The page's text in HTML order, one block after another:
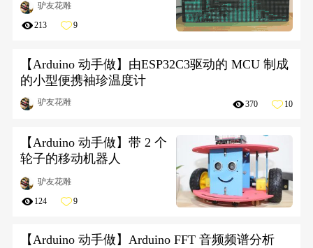
驴友花雕
213 9
【Arduino 动手做】由ESP32C3驱动的 MCU 制成
的小型便携袖珍温度计
驴友花雕 370 10
【Arduino 动手做】带 2 个
轮子的移动机器人
驴友花雕
124 9
【Arduino 动手做】Arduino FFT 音频频谱分析